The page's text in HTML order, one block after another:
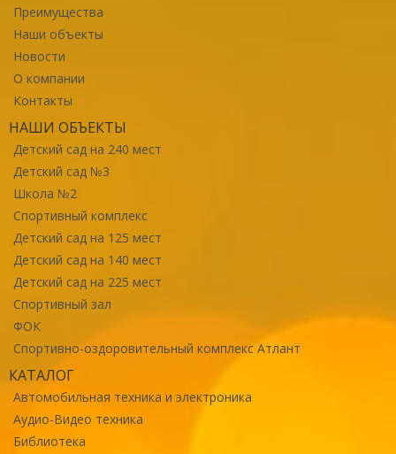
Преимущества
Наши объекты
Новости
О компании
Контакты
НАШИ ОБЪЕКТЫ
Детский сад на 240 мест
Детский сад №3
Школа №2
Спортивный комплекс
Детский сад на 125 мест
Детский сад на 140 мест
Детский сад на 225 мест
Спортивный зал
ФОК
Спортивно-оздоровительный комплекс Атлант
КАТАЛОГ
Автомобильная техника и электроника
Аудио-Видео техника
Библиотека